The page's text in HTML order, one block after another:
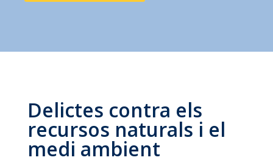
Delictes contra els
recursos naturals i el
medi ambient